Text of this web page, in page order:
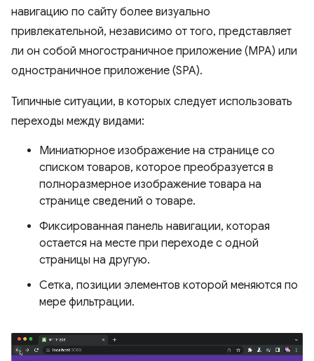
навигацию по сайту более визуально
привлекательной, независимо от того, представляет
ли он собой многостраничное приложение (MPA) или
одностраничное приложение (SPA).
Типичные ситуации, в которых следует использовать
переходы между видами:
Миниатюрное изображение на странице со
списком товаров, которое преобразуется в
полноразмерное изображение товара на
странице сведений о товаре.
Фиксированная панель навигации, которая
остается на месте при переходе с одной
страницы на другую.
Сетка, позиции элементов которой меняются по
мере фильтрации.